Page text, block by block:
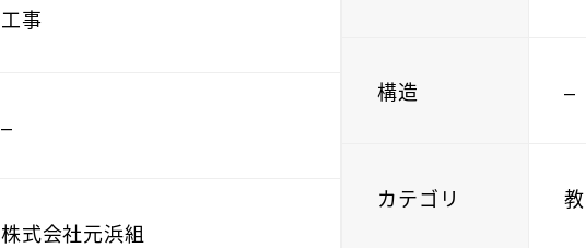
工事
–
株式会社元浜組
構造 –
カテゴリ